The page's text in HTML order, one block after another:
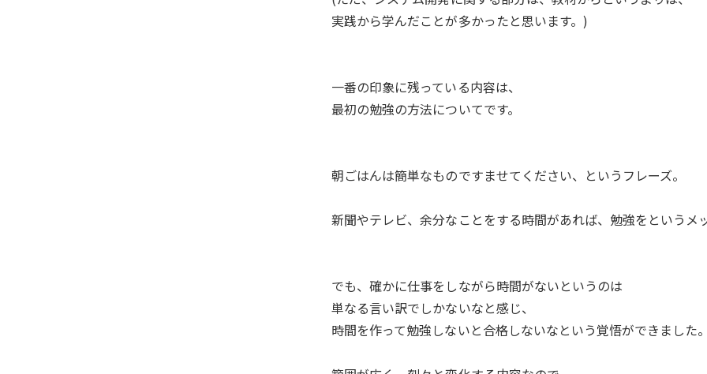
実践から学んだことが多かったと思います。)
一番の印象に残っている内容は、
最初の勉強の方法についてです。
朝ごはんは簡単なものですませてください、というフレーズ。
新聞やテレビ、余分なことをする時間があれば、勉強をというメ
でも、確かに仕事をしながら時間がないというのは
単なる言い訳でしかないなと感じ、
時間を作って勉強しないと合格しないなという覚悟ができました。